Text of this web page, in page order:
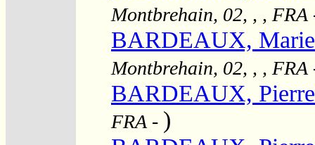
Montbrehain, 02, , , FRA
BARDEAUX,
Montbrehain, 02, , , FRA
BARDEAUX, Pierre
FRA - )